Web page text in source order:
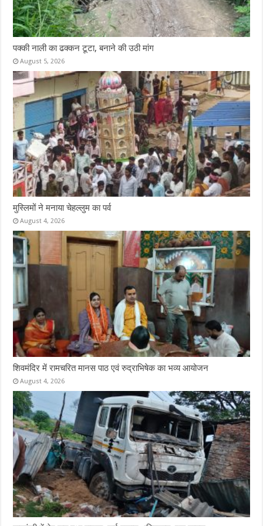
पक्की नाली का ढक्कन टूटा, बनाने की उठी मांग
August 5, 2026
मुस्लिमों ने मनाया चेहल्लुम का पर्व
August 4, 2026
शिवमंदिर में रामचरित मानस पाठ एवं रुद्राभिषेक का भव्य आयोजन
August 4, 2026